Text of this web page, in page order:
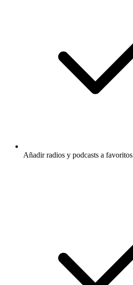
Añadir radios y podcasts a favoritos